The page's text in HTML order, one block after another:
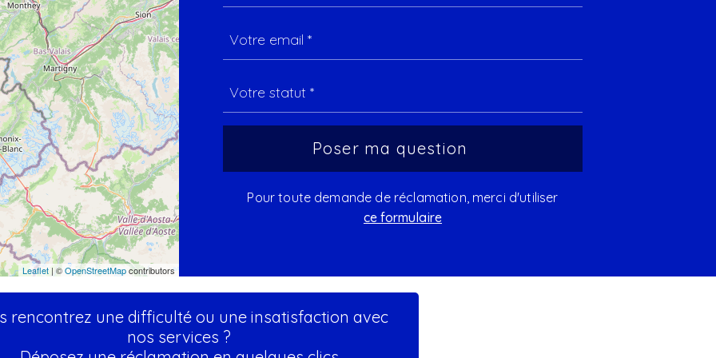
Leaflet | ©OpenStreetMapcontributors
Pour toute demande de réclamation, merci d'utiliser
ce formulaire
rencontrez une difficulté ou une insatisfaction avec
nos services ?